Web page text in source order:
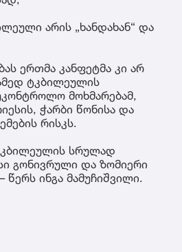
არის „ხანდახან“ და
ერთმა კანფეტმა კი არ
ტკბილეულის
მოხმარებამ,
ჭარბი წონისა და
რისკს.
სრულად
გონივრული და ზომიერი
წერს ინგა მამუჩიშვილი.